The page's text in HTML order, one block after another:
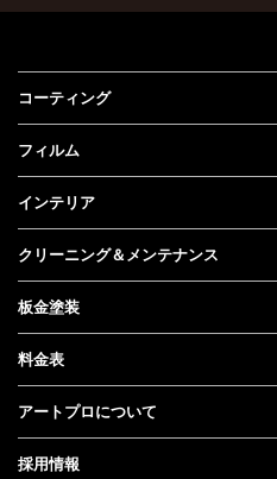
コーティング
フィルム
インテリア
クリーニング＆メンテナンス
板金塗装
料金表
アートプロについて
採用情報